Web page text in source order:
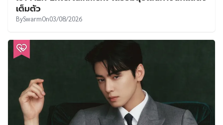
เต็มตัว
BySwarmOn03/08/2026